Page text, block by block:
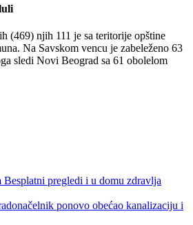
(469) njih 111 je sa teritorije opštine
Na Savskom vencu je zabeleženo 63
sledi Novi Beograd sa 61 obolelom
Besplatni pregledi i u domu zdravlja
ponovo obećao kanalizaciju i